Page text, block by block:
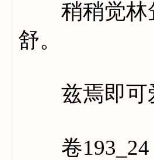
稍稍觉林耸
舒。
兹焉即可
卷193_24